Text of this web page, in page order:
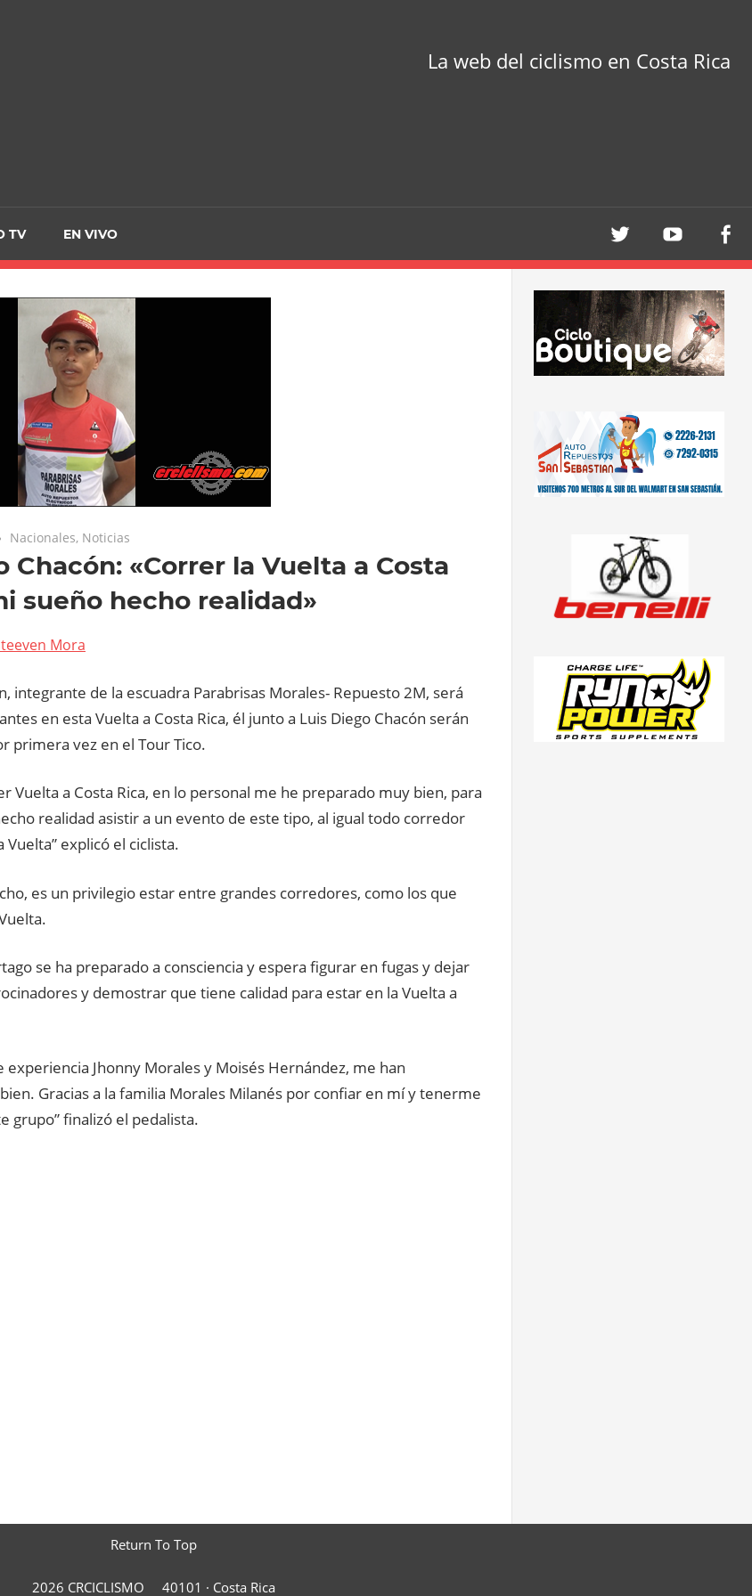
La web del ciclismo en Costa Rica
TV EN VIVO
Nacionales, Noticias
Chacón: «Correr la Vuelta a Costa
sueño hecho realidad»
Mora
integrante de la escuadra Parabrisas Morales- Repuesto 2M, será
en esta Vuelta a Costa Rica, él junto a Luis Diego Chacón serán
primera vez en el Tour Tico.
Vuelta a Costa Rica, en lo personal me he preparado muy bien, para
realidad asistir a un evento de este tipo, al igual todo corredor
explicó el ciclista.
es un privilegio estar entre grandes corredores, como los que
se ha preparado a consciencia y espera figurar en fugas y dejar
y demostrar que tiene calidad para estar en la Vuelta a
experiencia Jhonny Morales y Moisés Hernández, me han
Gracias a la familia Morales Milanés por confiar en mí y tenerme
grupo” finalizó el pedalista.
Return To Top
2026 CRCICLISMO 40101 · Costa Rica